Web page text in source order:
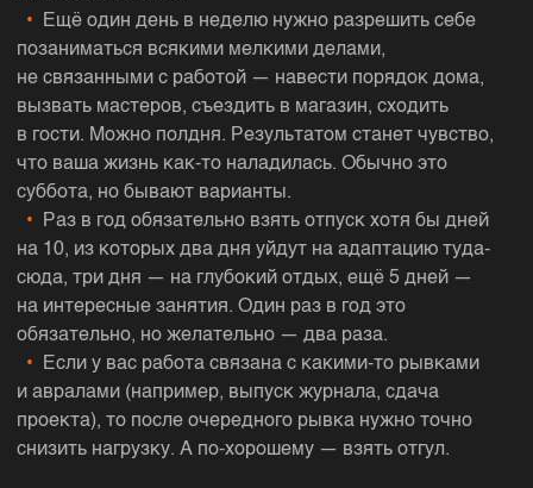
Ещё один день в неделю нужно разрешить себе
позаниматься всякими мелкими делами,
не связанными с работой — навести порядок дома,
вызвать мастеров, съездить в магазин, сходить
в гости. Можно полдня. Результатом станет чувство,
что ваша жизнь как-то наладилась. Обычно это
суббота, но бывают варианты.
Раз в год обязательно взять отпуск хотя бы дней
на 10, из которых два дня уйдут на адаптацию туда-
сюда, три дня — на глубокий отдых, ещё 5 дней —
на интересные занятия. Один раз в год это
обязательно, но желательно — два раза.
Если у вас работа связана с какими-то рывками
и авралами (например, выпуск журнала, сдача
проекта), то после очередного рывка нужно точно
снизить нагрузку. А по-хорошему — взять отгул.